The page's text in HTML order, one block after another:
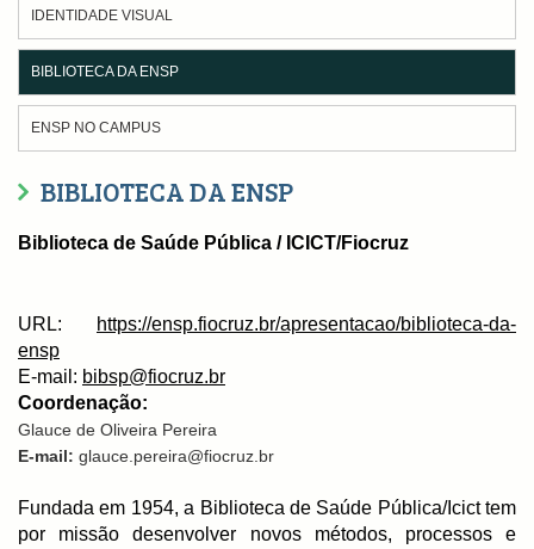
IDENTIDADE VISUAL
BIBLIOTECA DA ENSP
ENSP NO CAMPUS
BIBLIOTECA DA ENSP
Biblioteca de Saúde Pública / ICICT/Fiocruz
URL:
https://ensp.fiocruz.br/apresentacao/biblioteca-da-
ensp
E-mail: bibsp@fiocruz.br
Coordenação:
Glauce de Oliveira Pereira
E-mail: glauce.pereira@fiocruz.br
Fundada em 1954, a Biblioteca de Saúde Pública/Icict tem
por missão desenvolver novos métodos, processos e